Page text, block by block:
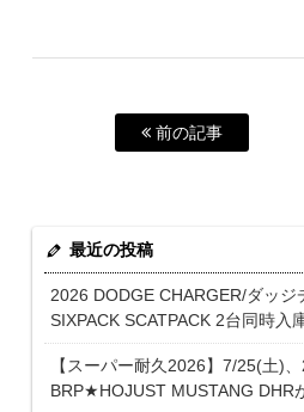
前の記事
最近の投稿
2026 DODGE CHARGER/ダッジ
SIXPACK SCATPACK 2台同時入
【スーパー耐久2026】7/25(土)
BRP★HOJUST MUSTANG DHR